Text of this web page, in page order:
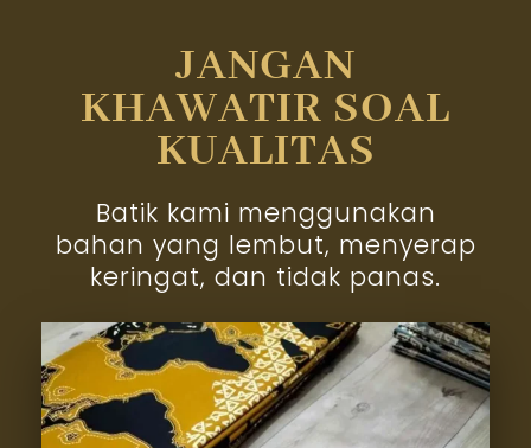
JANGAN
KHAWATIR SOAL
KUALITAS
Batik kami menggunakan
bahan yang lembut, menyerap
keringat, dan tidak panas.